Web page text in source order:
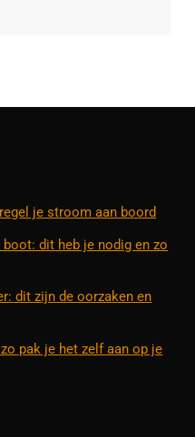
je stroom aan boord
dit heb je nodig en zo
dit zijn de oorzaken en
pak je het zelf aan op je